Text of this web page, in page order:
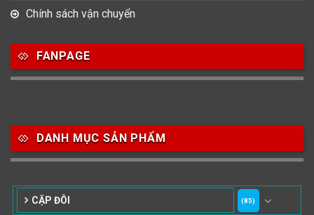
Chính sách vận chuyển
FANPAGE
DANH MỤC SẢN PHẨM
CẶP ĐÔI (85)